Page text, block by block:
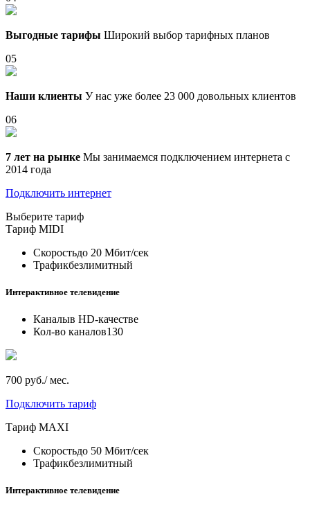
Выгодные тарифы Широкий выбор тарифных планов
05
Наши клиенты У нас уже более 23 000 довольных клиентов
06
7 лет на рынке Мы занимаемся подключением интернета с
2014 года
Подключить интернет
Выберите тариф
Тариф MIDI
Скоростьдо 20 Мбит/сек
Трафикбезлимитный
Интерактивное телевидение
Каналыв HD-качестве
Кол-во каналов130
700 руб./ мес.
Подключить тариф
Тариф MAXI
Скоростьдо 50 Мбит/сек
Трафикбезлимитный
Интерактивное телевидение